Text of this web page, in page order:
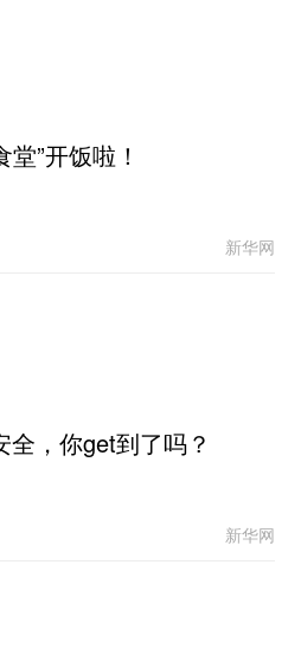
”开饭啦！
新华网
，你get到了吗？
新华网